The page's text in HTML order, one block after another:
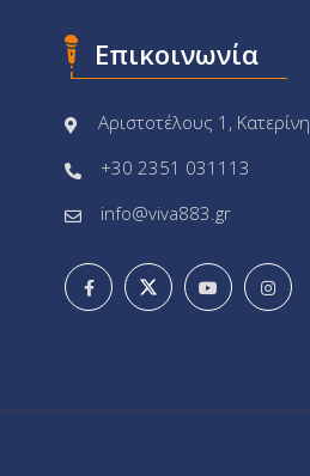
Επικοινωνία
Αριστοτέλους 1, Κατερίνη
+30 2351 031113
info@viva883.gr